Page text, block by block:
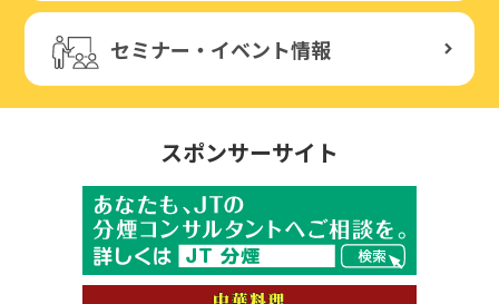
セミナー・イベント情報
スポンサーサイト